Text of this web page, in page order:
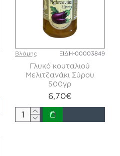
Βλάμης ΕΙΔΗ-00003849
Γλυκό κουταλιού
Μελιτζανάκι Σύρου
500γρ
6,70€